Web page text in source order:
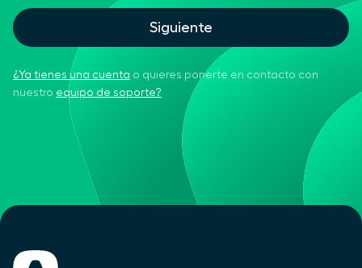
Siguiente
¿Ya tienes una cuenta o quieres ponerte en contacto con
nuestro equipo de soporte?